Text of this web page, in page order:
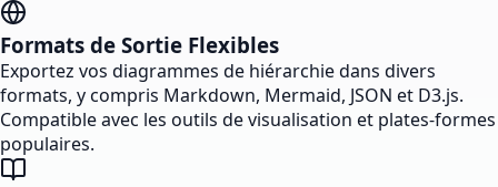
Formats de Sortie Flexibles
Exportez vos diagrammes de hiérarchie dans divers
formats, y compris Markdown, Mermaid, JSON et D3.js.
Compatible avec les outils de visualisation et plates-formes
populaires.